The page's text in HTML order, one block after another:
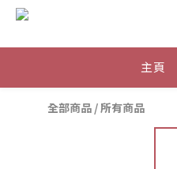
主頁
全部商品 /所有商品